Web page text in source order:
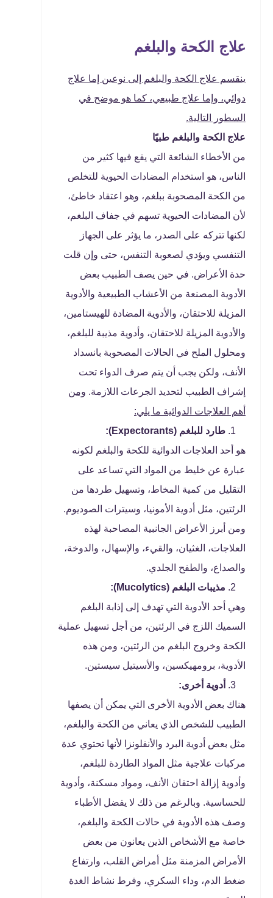
علاج الكحة والبلغم
ينقسم علاج الكحة والبلغم إلى نوعين إما علاج
دوائي، وإما علاج طبيعي، كما هو موضح في
السطور التالية.
علاج الكحة والبلغم طبيًا
من الأخطاء الشائعة التي يقع فيها كثير من
الناس، هو استخدام المضادات الحيوية للتخلص
من الكحة المصحوبة ببلغم، وهو اعتقاد خاطئ،
لأن المضادات الحيوية تسهم في جفاف البلغم،
لكنها تتركه على الصدر، ما يؤثر على الجهاز
التنفسي ويؤدي لصعوبة التنفس، حتى وإن قلت
حدة الأعراض. في حين يصف الطبيب بعض
الأدوية المصنعة من الأعشاب الطبيعية والأدوية
المزيلة للاحتقان، والأدوية المضادة للهيستامين،
والأدوية المزيلة للاحتقان، وأدوية مذيبة للبلغم،
ومحلول الملح في الحالات المصحوبة بانسداد
الأنف، ولكن يجب أن يتم صرف الدواء تحت
إشراف الطبيب لتحديد الجرعات اللازمة. ومن
أهم العلاجات الدوائية ما يلي:
طارد للبلغم (Expectorants
):
هو أحد العلاجات الدوائية للكحة والبلغم لكونه
عبارة عن خليط من المواد التي تساعد على
التقليل من كمية المخاط، وتسهيل طردها من
الرئتين، مثل أدوية الأمونيا، وسيترات الصوديوم.
ومن أبرز الأعراض الجانبية المصاحبة لهذه
العلاجات، الغثيان، والقيء، والإسهال، والدوخة،
والصداع، والطفح الجلدي.
مذيبات البلغم (Mucolytics
):
وهي أحد الأدوية التي تهدف إلى إذابة البلغم
السميك اللزج في الرئتين، من أجل تسهيل عملية
الكحة وخروج البلغم من الرئتين، ومن هذه
الأدوية، برومهيكسين، والأسيتيل سيستين.
أدوية أخرى:
هناك بعض الأدوية الأخرى التي يمكن أن يصفها
الطبيب للشخص الذي يعاني من الكحة والبلغم،
مثل بعض أدوية البرد والأنفلونزا لأنها تحتوي عدة
مركبات علاجية مثل المواد الطاردة للبلغم،
وأدوية إزالة احتقان الأنف، ومواد مسكنة، وأدوية
للحساسية. وبالرغم من ذلك لا يفضل الأطباء
وصف هذه الأدوية في حالات الكحة والبلغم،
خاصة مع الأشخاص الذين يعانون من بعض
الأمراض المزمنة مثل أمراض القلب، وارتفاع
ضغط الدم، وداء السكري، وفرط نشاط الغدة